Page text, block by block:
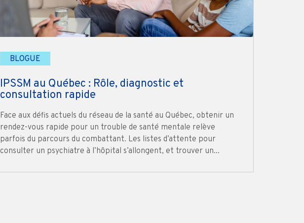
BLOGUE
IPSSM au Québec : Rôle, diagnostic et
consultation rapide
Face aux défis actuels du réseau de la santé au Québec, obtenir un
rendez-vous rapide pour un trouble de santé mentale relève
parfois du parcours du combattant. Les listes d’attente pour
consulter un psychiatre à l’hôpital s’allongent, et trouver un...